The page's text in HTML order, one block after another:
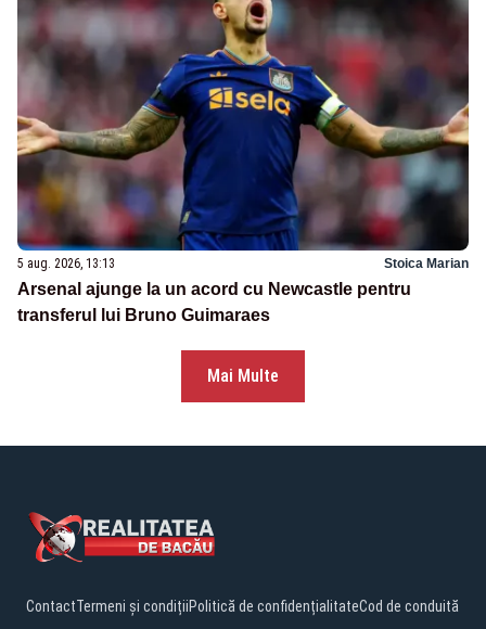
5 aug. 2026, 13:13 Stoica Marian
Arsenal ajunge la un acord cu Newcastle pentru
transferul lui Bruno Guimaraes
Mai Multe
ContactTermeni și condițiiPolitică de confidențialitateCod de conduită